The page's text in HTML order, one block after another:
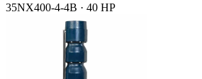
35NX400-4-4B · 40 HP